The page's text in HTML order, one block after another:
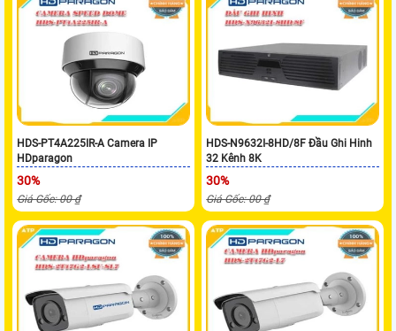
HDS-PT4A225IR-A Camera IP
HDparagon
30%
Giá Gốc: 00 ₫
HDS-N9632I-8HD/8F Đầu Ghi Hinh
32 Kênh 8K
30%
Giá Gốc: 00 ₫